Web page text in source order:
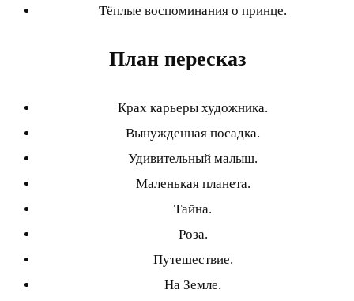
Тёплые воспоминания о принце.
План пересказ
Крах карьеры художника.
Вынужденная посадка.
Удивительный малыш.
Маленькая планета.
Тайна.
Роза.
Путешествие.
На Земле.